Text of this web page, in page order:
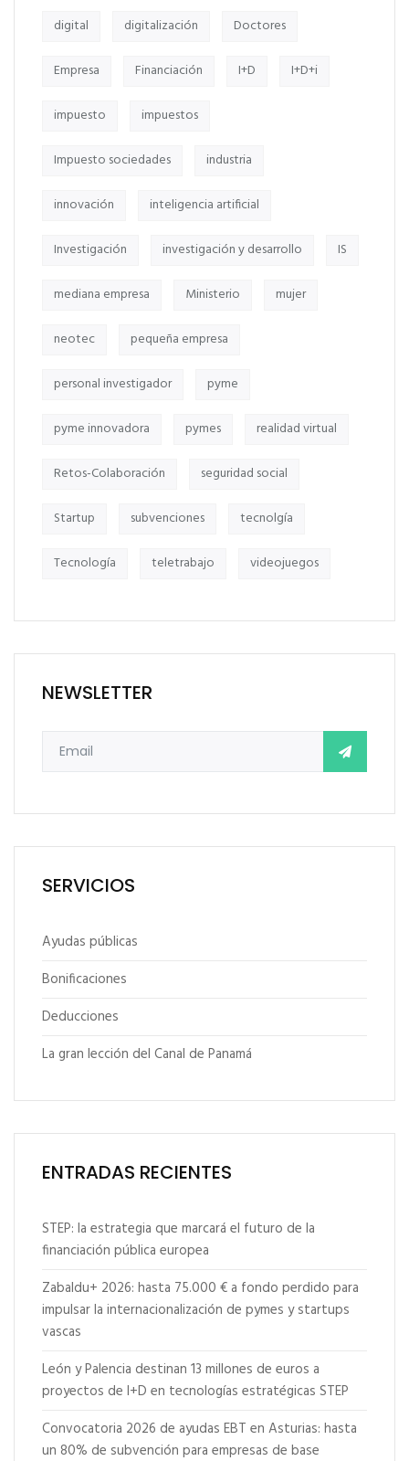
digital digitalización Doctores
Empresa Financiación I+D I+D+i
impuesto impuestos
Impuesto sociedades industria
innovación inteligencia artificial
Investigación investigación y desarrollo IS
mediana empresa Ministerio mujer
neotec pequeña empresa
personal investigador pyme
pyme innovadora pymes realidad virtual
Retos-Colaboración seguridad social
Startup subvenciones tecnolgía
Tecnología teletrabajo videojuegos
NEWSLETTER
SERVICIOS
Ayudas públicas
Bonificaciones
Deducciones
La gran lección del Canal de Panamá
ENTRADAS RECIENTES
STEP: la estrategia que marcará el futuro de la
financiación pública europea
Zabaldu+ 2026: hasta 75.000 € a fondo perdido para
impulsar la internacionalización de pymes y startups
vascas
León y Palencia destinan 13 millones de euros a
proyectos de I+D en tecnologías estratégicas STEP
Convocatoria 2026 de ayudas EBT en Asturias: hasta
un 80% de subvención para empresas de base